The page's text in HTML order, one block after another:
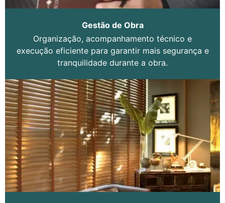
Gestão de Obra
Organização, acompanhamento técnico e
execução eficiente para garantir mais segurança e
tranquilidade durante a obra.